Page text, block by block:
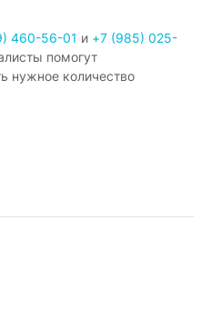
460-56-01 и +7 (985) 025-
помогут
нужное количество